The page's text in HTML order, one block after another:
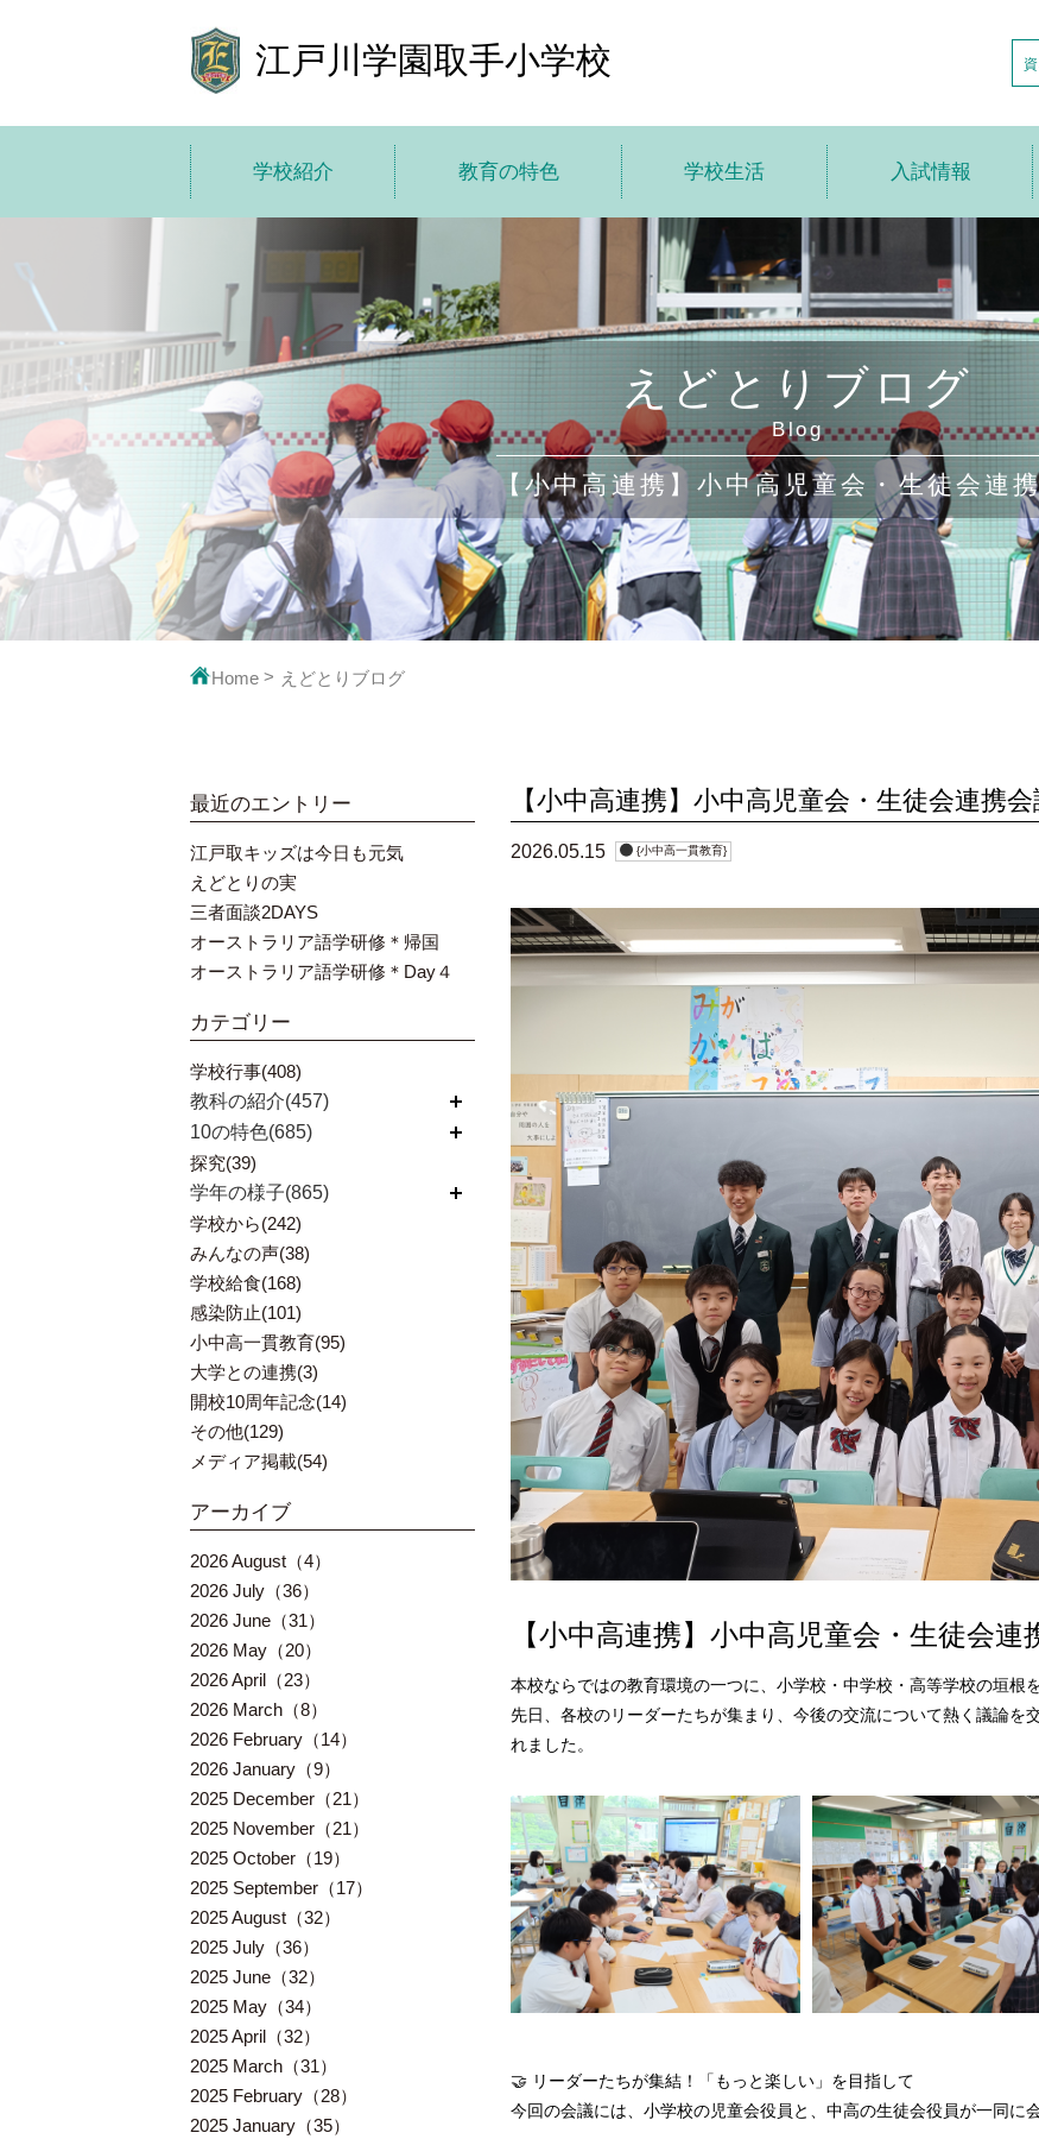
江戸川学園取手小学校
学校紹介
学校紹介トップ
学校長あいさつ
基本情報
施設紹介
学費
教育の特色
教育方針
10 の特色
ICT で学びの一歩先へ
小中高一貫教育
子どもたちの声
映像で見るえどとり小
教科の紹介
学校生活
学校生活トップ
えどとり小の1日
アフタースクール
制服・制定品
学校給食
安全対策
成果・表彰
入試情報
説明会の日程
入試日程・募集要項
転・編入情報
学校案内申し込み
デジタルパンフレット
えどとりブログ
Blog
【小中高連携】小中高児童会・生徒会連
Home えどとりブログ
【小中高連携】小中高児童会・生徒会連携
2026.05.15 {小中高一貫教育}
【小中高連携】小中高児童会・生徒会連
本校ならではの教育環境の一つに、小学校・中学校・高等学校の垣根
先日、各校のリーダーたちが集まり、今後の交流について熱く議論を
れました。
🤝 リーダーたちが集結！「もっと楽しい」を目指して
今回の会議には、小学校の児童会役員と、中高の生徒会役員が一同に
最近のエントリー
江戸取キッズは今日も元気
えどとりの実
三者面談2DAYS
オーストラリア語学研修＊帰国
オーストラリア語学研修＊Day４
カテゴリー
学校行事(408)
教科の紹介(457)
開く
10の特色(685)
開く
探究(39)
学年の様子(865)
開く
学校から(242)
みんなの声(38)
学校給食(168)
感染防止(101)
小中高一貫教育(95)
大学との連携(3)
開校10周年記念(14)
その他(129)
メディア掲載(54)
アーカイブ
2026 August（4）
2026 July（36）
2026 June（31）
2026 May（20）
2026 April（23）
2026 March（8）
2026 February（14）
2026 January（9）
2025 December（21）
2025 November（21）
2025 October（19）
2025 September（17）
2025 August（32）
2025 July（36）
2025 June（32）
2025 May（34）
2025 April（32）
2025 March（31）
2025 February（28）
2025 January（35）